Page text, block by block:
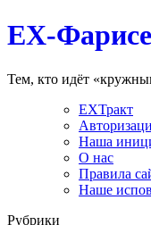
EX-
Тем, кто идёт
EXТракт
Наша
О нас
Правила
Наше
Рубрики